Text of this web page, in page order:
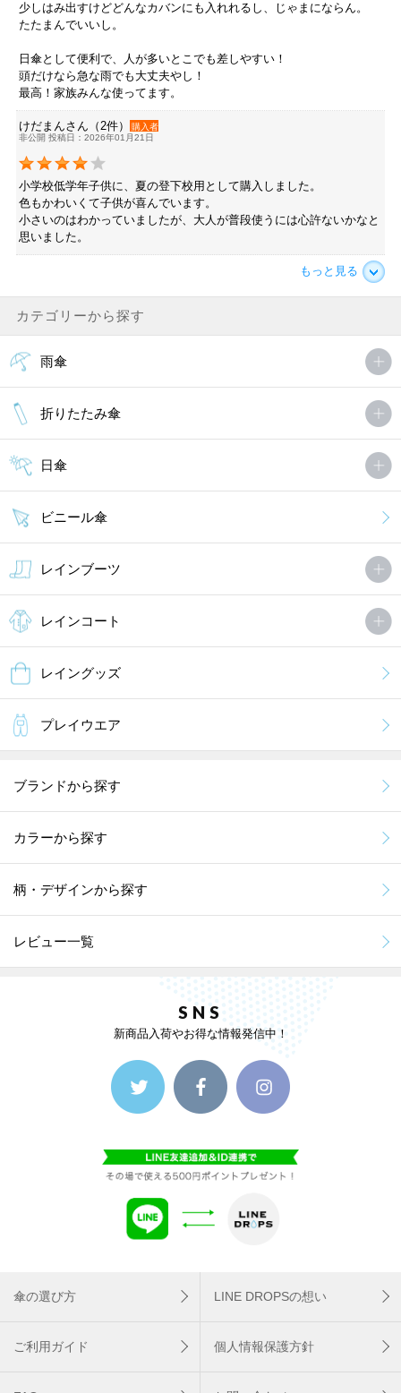
少しはみ出すけどどんなカバンにも入れれるし、じゃまにならん。
たたまんでいいし。
日傘として便利で、人が多いとこでも差しやすい！
頭だけなら急な雨でも大丈夫やし！
最高！家族みんな使ってます。
けだまんさん（2件）
購入者
非公開 投稿日：2026年01月21日
小学校低学年子供に、夏の登下校用として購入しました。
色もかわいくて子供が喜んでいます。
小さいのはわかっていましたが、大人が普段使うには心許ないかなと
思いました。
もっと見る
カテゴリーから探す
雨傘
折りたたみ傘
日傘
ビニール傘
レインブーツ
レインコート
レイングッズ
プレイウエア
ブランドから探す
カラーから探す
柄・デザインから探す
レビュー一覧
SNS
新商品入荷やお得な情報発信中！
傘の選び方 LINE DROPSの想い
ご利用ガイド 個人情報保護方針